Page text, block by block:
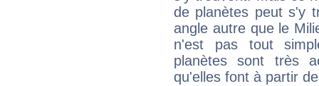
de planètes peut s'y
angle autre que le
n'est pas tout
planètes sont très
qu'elles font à partir